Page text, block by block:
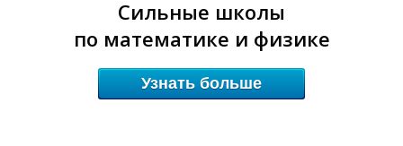
Сильные школы
по математике и физике
Узнать больше